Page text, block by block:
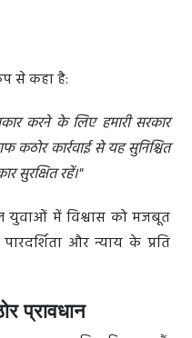
से कहा है:
करने के लिए हमारी सरकार
कार्रवाई से यह सुनिश्चित
सुरक्षित रहें।"
युवाओं में विश्वास को मजबूत
और न्याय के प्रति
प्रावधान